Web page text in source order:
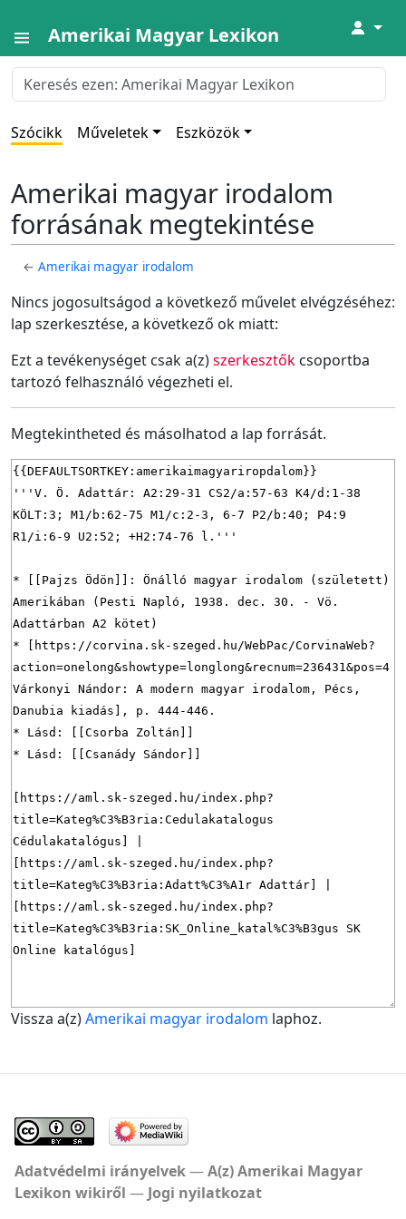
Amerikai Magyar Lexikon ↓
Szócikk Műveletek Eszközök
Amerikai magyar irodalom
forrásának megtekintése
←Amerikai magyar irodalom
Nincs jogosultságod a következő művelet elvégzéséhez:
lap szerkesztése, a következő ok miatt:
Ezt a tevékenységet csak a(z)szerkesztők csoportba
tartozó felhasználó végezheti el.
Megtekintheted és másolhatod a lap forrását.
Vissza a(z)Amerikai magyar irodalom laphoz.
Adatvédelmi irányelvek
A(z) Amerikai Magyar
Lexikon wikiről
Jogi nyilatkozat